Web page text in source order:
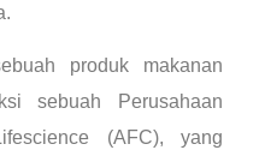
produk makanan
sebuah Perusahaan
(AFC), yang